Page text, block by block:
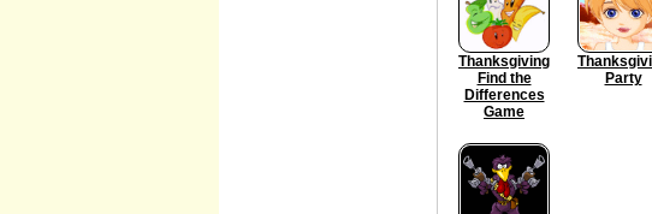
Thanksgiving
Find the
Differences
Game
Party